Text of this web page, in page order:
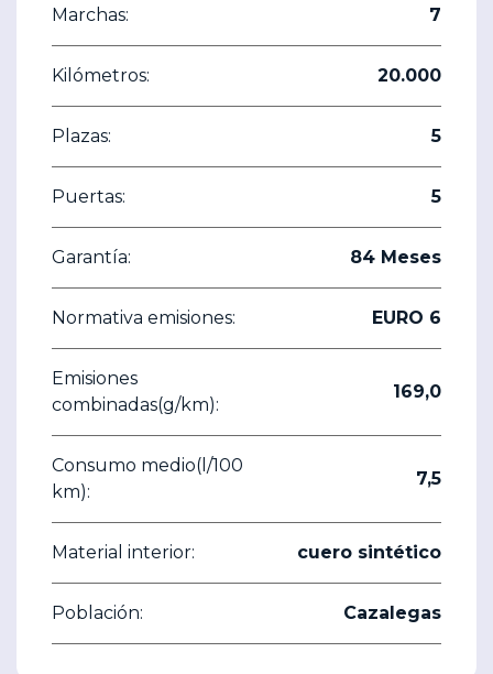
Marchas: 7
Kilómetros: 20.000
Plazas: 5
Puertas: 5
Garantía: 84 Meses
Normativa emisiones: EURO 6
Emisiones
combinadas(g/km):
169,0
Consumo medio(l/100
km):
7,5
Material interior: cuero sintético
Población: Cazalegas